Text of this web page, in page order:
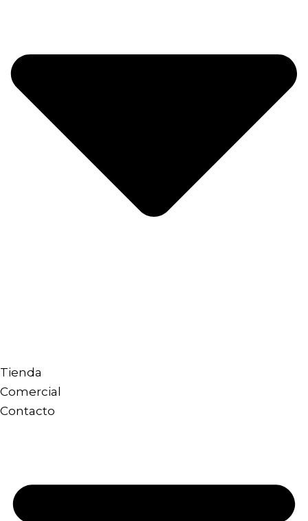
Tienda
Comercial
Contacto